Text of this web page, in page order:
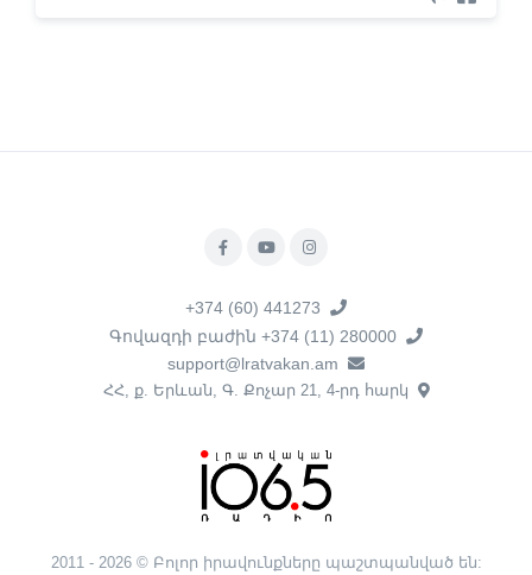
+374 (60) 441273
Գովազդի բաժին +374 (11) 280000
support@lratvakan.am
ՀՀ, ք. Երևան, Գ. Քոչար 21, 4-րդ հարկ
2011 - 2026 © Բոլոր իրավունքները պաշտպանված են: